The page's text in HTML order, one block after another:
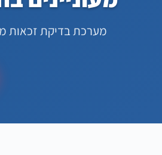
מערכת בדיקת זכאות